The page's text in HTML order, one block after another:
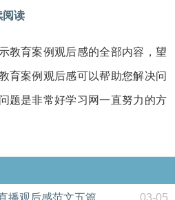
阅读
教育案例观后感的全部内容，望
育案例观后感可以帮助您解决问
题是非常好学习网一直努力的方
播观后感范文五篇 03-05